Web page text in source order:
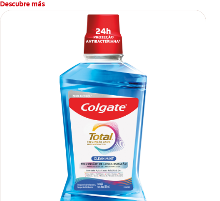
Descubre más